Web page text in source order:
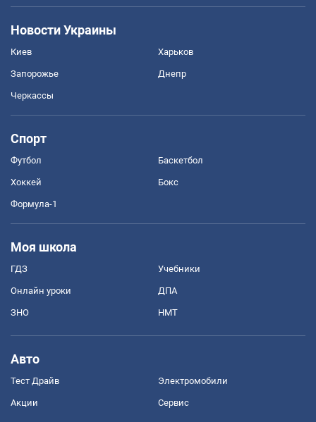
Новости Украины
Киев Харьков
Запорожье Днепр
Черкассы
Спорт
Футбол Баскетбол
Хоккей Бокс
Формула-1
Моя школа
ГДЗ Учебники
Онлайн уроки ДПА
ЗНО НМТ
Авто
Тест Драйв Электромобили
Акции Сервис